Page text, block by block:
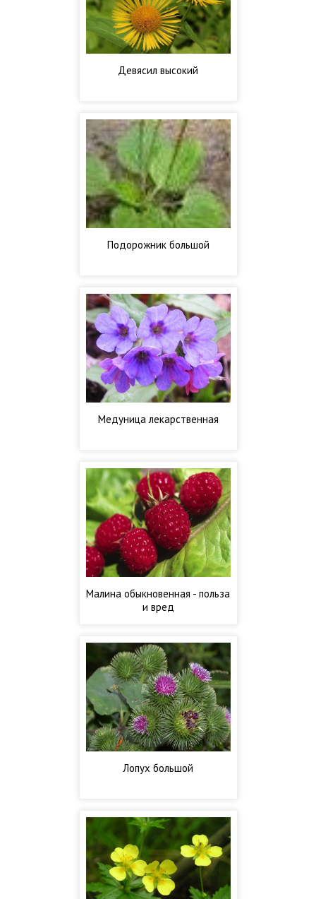
Девясил высокий
Подорожник большой
Медуница лекарственная
Малина обыкновенная - польза
и вред
Лопух большой